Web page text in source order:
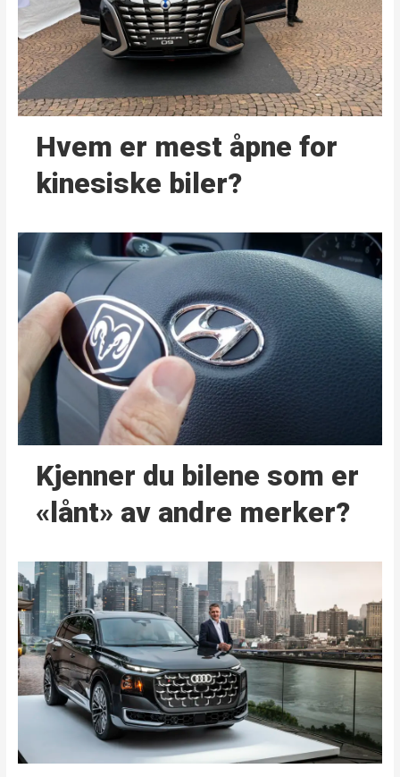
Hvem er mest åpne for
kinesiske biler?
Kjenner du bilene som er
«lånt» av andre merker?